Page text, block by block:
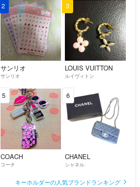
2
サンリオ
サンリオ
3
LOUIS VUITTON
ルイヴィトン
5
COACH
コーチ
6
CHANEL
シャネル
キーホルダーの人気ブランドランキング